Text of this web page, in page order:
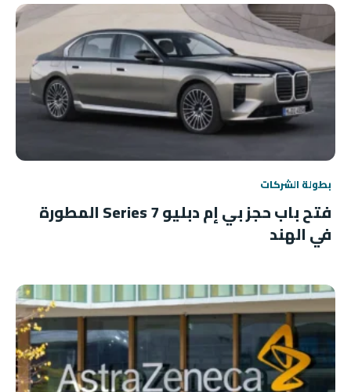
بطولة الشركات
فتح باب حجز بي إم دبليو 7 Series المطورة
في الهند